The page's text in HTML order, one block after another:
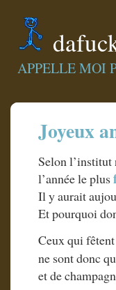
APPELLE MOI
Joyeux
Selon l’institut
l’année le plus
Il y aurait
Et pourquoi
Ceux qui
ne sont donc
et de